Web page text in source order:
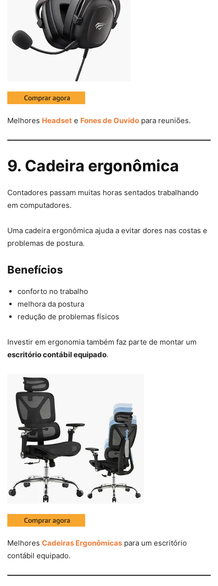
Melhores Headset e Fones de Ouvido para reuniões.
9. Cadeira ergonômica
Contadores passam muitas horas sentados trabalhando
em computadores.
Uma cadeira ergonômica ajuda a evitar dores nas costas e
problemas de postura.
Benefícios
conforto no trabalho
melhora da postura
redução de problemas físicos
Investir em ergonomia também faz parte de montar um
escritório contábil equipado.
Melhores Cadeiras Ergonômicas para um escritório
contábil equipado.